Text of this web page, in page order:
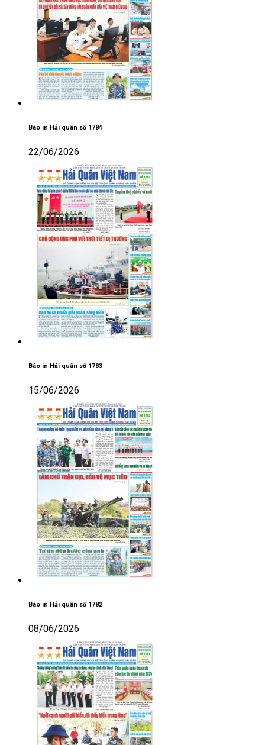
Báo in Hải quân số 1784
22/06/2026
Báo in Hải quân số 1783
15/06/2026
Báo in Hải quân số 1782
08/06/2026